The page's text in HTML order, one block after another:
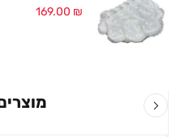
169.00 ₪